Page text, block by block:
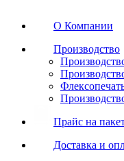
О Компании
Производство
Прайс на
Доставка и